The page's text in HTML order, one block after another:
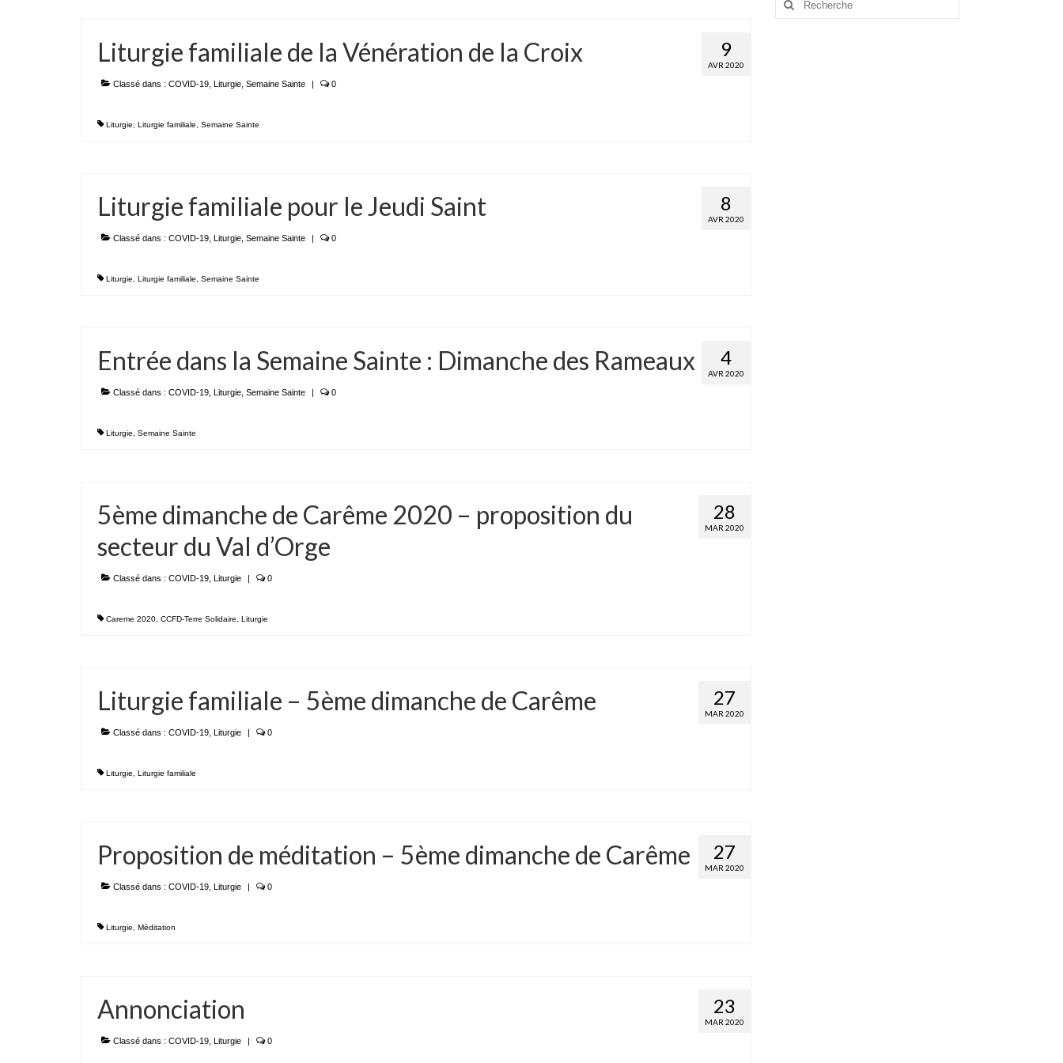
9
AVR 2020
Liturgie familiale de la Vénération de la Croix
Classé dans : COVID-19 Liturgie Semaine Sainte | 0
Liturgie Liturgie familiale Semaine Sainte
8
AVR 2020
Liturgie familiale pour le Jeudi Saint
Classé dans : COVID-19 Liturgie Semaine Sainte | 0
Liturgie Liturgie familiale Semaine Sainte
4
AVR 2020
Entrée dans la Semaine Sainte : Dimanche des Rameaux
Classé dans : COVID-19 Liturgie Semaine Sainte | 0
Liturgie Semaine Sainte
28
MAR 2020
5ème dimanche de Carême 2020 – proposition du
secteur du Val d’Orge
Classé dans : COVID-19 Liturgie | 0
Careme 2020 CCFD-Terre Solidaire Liturgie
27
MAR 2020
Liturgie familiale – 5ème dimanche de Carême
Classé dans : COVID-19 Liturgie | 0
Liturgie Liturgie familiale
27
MAR 2020
Proposition de méditation – 5ème dimanche de Carême
Classé dans : COVID-19 Liturgie | 0
Liturgie Méditation
23
MAR 2020
Annonciation
Classé dans : COVID-19 Liturgie | 0